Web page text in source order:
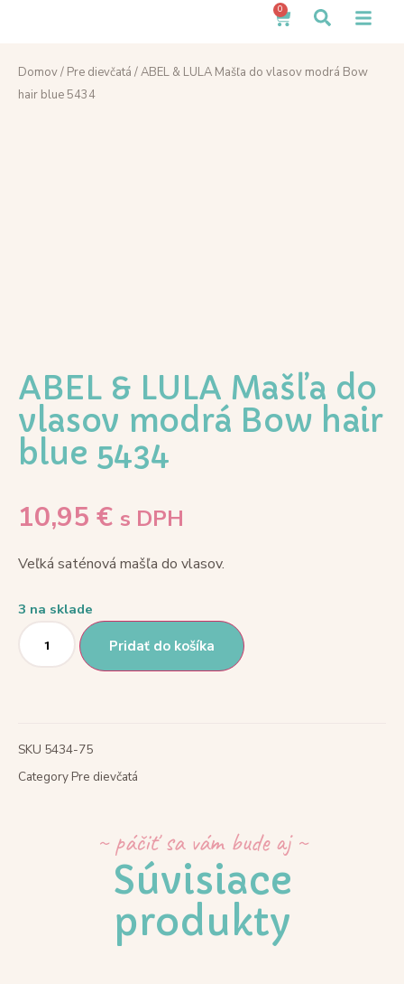
0
Domov/ Pre dievčatá / ABEL & LULA Mašľa do vlasov modrá Bow
hair blue 5434
ABEL & LULA Mašľa do
vlasov modrá Bow hair
blue 5434
10,95 € s DPH
Veľká saténová mašľa do vlasov.
3 na sklade
Pridať do košíka
SKU 5434-75
CategoryPre dievčatá
~ páčiť sa vám bude aj ~
Súvisiace
produkty